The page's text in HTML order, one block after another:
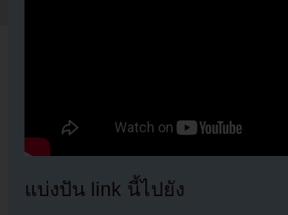
แบ่งปัน link นี้ไปยัง